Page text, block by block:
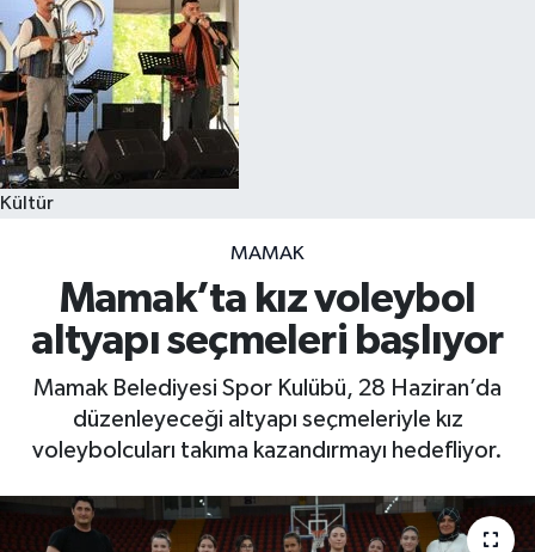
Kültür
MAMAK
Mamak’ta kız voleybol
altyapı seçmeleri başlıyor
Mamak Belediyesi Spor Kulübü, 28 Haziran’da
düzenleyeceği altyapı seçmeleriyle kız
voleybolcuları takıma kazandırmayı hedefliyor.